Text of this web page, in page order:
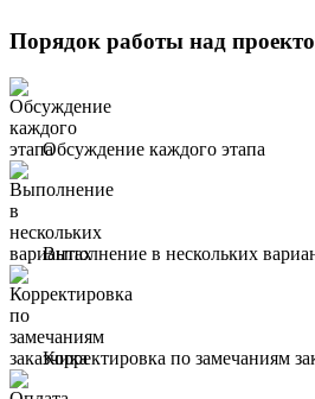
Порядок работы над
Обсуждение каждого этапа
Выполнение в нескольких
Корректировка по замечаниям